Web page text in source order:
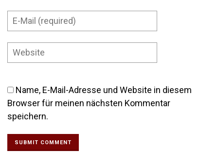
Name, E-Mail-Adresse und Website in diesem
Browser für meinen nächsten Kommentar
speichern.